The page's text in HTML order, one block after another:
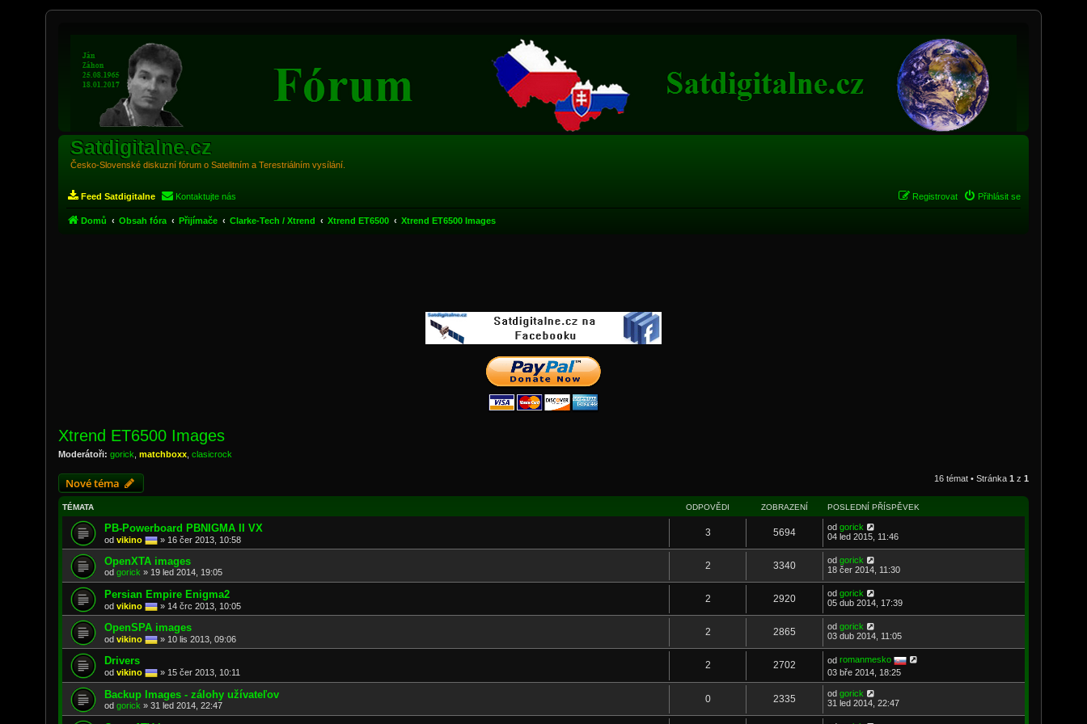
Satdigitalne.cz
Česko-Slovenské diskuzní fórum o Satelitním a Terestriálním vysílání.
Feed Satdigitalne Kontaktujte nás Přihlásit se
Registrovat
Domů Obsah fóra Přijímače Clarke-Tech / Xtrend Xtrend ET6500 Xtrend ET6500 Images
Xtrend ET6500 Images
Moderátoři: gorick matchboxx clasicrock
Nové téma 16 témat • Stránka 1 z 1
TÉMATA ODPOVĚDI ZOBRAZENÍ POSLEDNÍ PŘÍSPĚVEK
PB-Powerboard PBNIGMA II VX
od vikino » 16 čer 2013, 10:58
3 5694 od gorick
04 led 2015, 11:46
OpenXTA images
od gorick » 19 led 2014, 19:05
2 3340 od gorick
18 čer 2014, 11:30
Persian Empire Enigma2
od vikino » 14 črc 2013, 10:05
2 2920 od gorick
05 dub 2014, 17:39
OpenSPA images
od vikino » 10 lis 2013, 09:06
2 2865 od gorick
03 dub 2014, 11:05
Drivers
od vikino » 15 čer 2013, 10:11
2 2702 od romanmesko
03 bře 2014, 18:25
Backup Images - zálohy užívateľov
od gorick » 31 led 2014, 22:47
0 2335 od gorick
31 led 2014, 22:47